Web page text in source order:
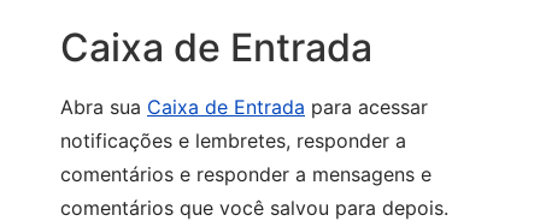
Caixa de Entrada
Abra sua Caixa de Entrada para acessar
notificações e lembretes, responder a
comentários e responder a mensagens e
comentários que você salvou para depois.